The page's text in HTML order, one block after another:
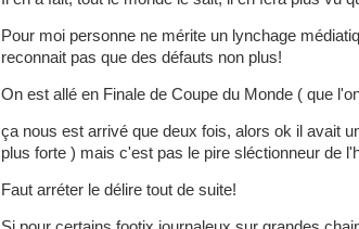
Pour moi personne ne mérite un lynchage
reconnait pas que des défauts non plus!
On est allé en Finale de Coupe du Monde ( que
ça nous est arrivé que deux fois, alors ok il avait
plus forte ) mais c'est pas le pire sléctionneur de
Faut arréter le délire tout de suite!